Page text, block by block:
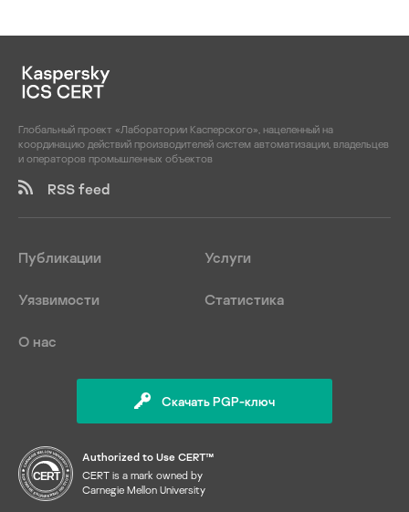
Глобальный проект «Лаборатории Касперского», нацеленный на
координацию действий производителей систем автоматизации, владельцев
и операторов промышленных объектов
RSS feed
Публикации Услуги
Уязвимости Статистика
О нас
Скачать PGP-ключ
Authorized to Use CERT™
CERT is a mark owned by
Carnegie Mellon University